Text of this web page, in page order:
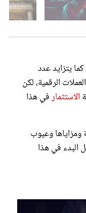
يتزايد عدد
الرقمية، لكن
الاستثمارفي هذا
ومزاياها وعيوب
البدء في هذا